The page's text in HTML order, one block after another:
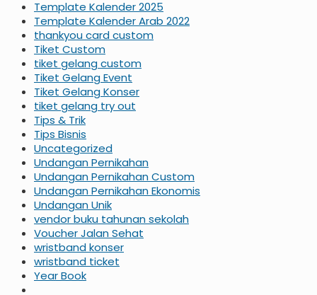
Template Kalender 2025
Template Kalender Arab 2022
thankyou card custom
Tiket Custom
tiket gelang custom
Tiket Gelang Event
Tiket Gelang Konser
tiket gelang try out
Tips & Trik
Tips Bisnis
Uncategorized
Undangan Pernikahan
Undangan Pernikahan Custom
Undangan Pernikahan Ekonomis
Undangan Unik
vendor buku tahunan sekolah
Voucher Jalan Sehat
wristband konser
wristband ticket
Year Book